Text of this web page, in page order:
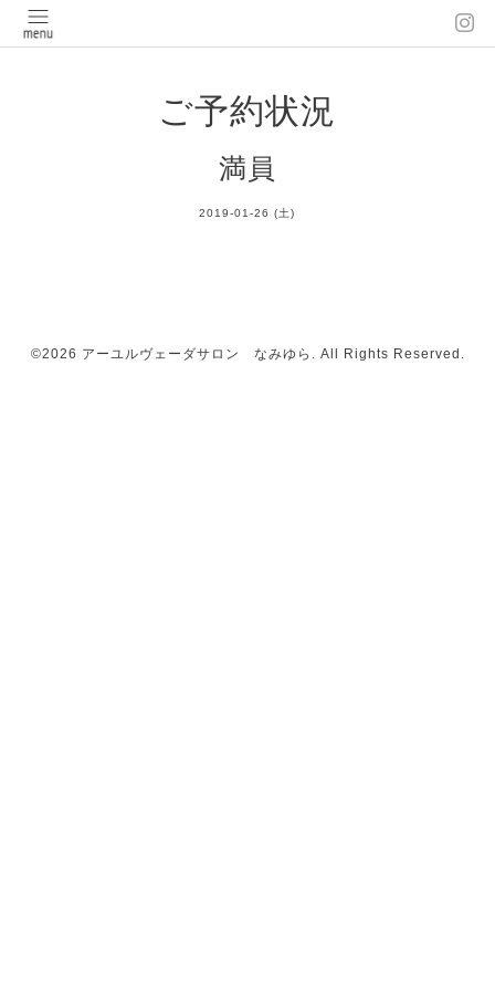
ご予約状況
満員
2019-01-26 (土)
©2026 アーユルヴェーダサロン なみゆら . All Rights Reserved.